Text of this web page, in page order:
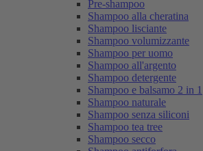
Pre-shampoo
Shampoo alla cheratina
Shampoo lisciante
Shampoo volumizzante
Shampoo per uomo
Shampoo all'argento
Shampoo detergente
Shampoo e balsamo 2 in 1
Shampoo naturale
Shampoo senza siliconi
Shampoo tea tree
Shampoo secco